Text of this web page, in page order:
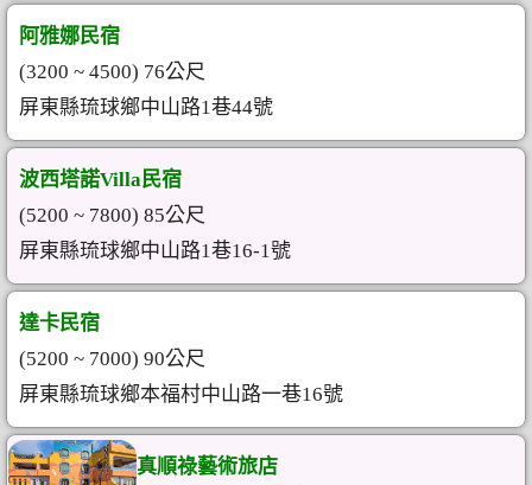
阿雅娜民宿
(3200 ~ 4500) 76公尺
屏東縣琉球鄉中山路1巷44號
波西塔諾Villa民宿
(5200 ~ 7800) 85公尺
屏東縣琉球鄉中山路1巷16-1號
達卡民宿
(5200 ~ 7000) 90公尺
屏東縣琉球鄉本福村中山路一巷16號
真順祿藝術旅店